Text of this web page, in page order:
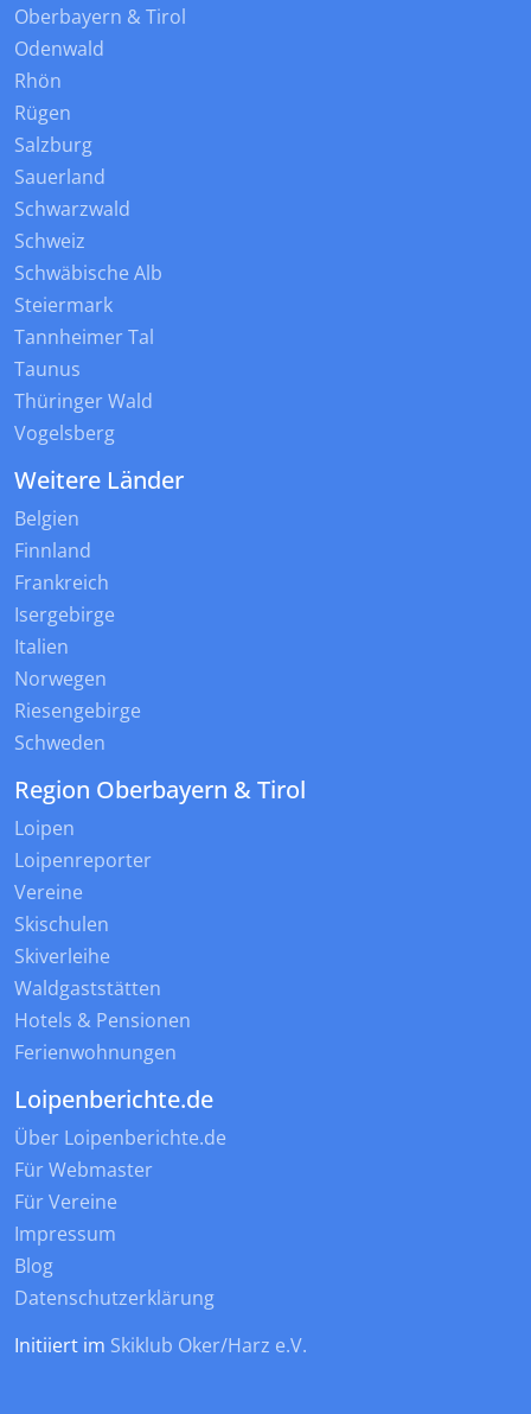
Oberbayern & Tirol
Odenwald
Rhön
Rügen
Salzburg
Sauerland
Schwarzwald
Schweiz
Schwäbische Alb
Steiermark
Tannheimer Tal
Taunus
Thüringer Wald
Vogelsberg
Weitere Länder
Belgien
Finnland
Frankreich
Isergebirge
Italien
Norwegen
Riesengebirge
Schweden
Region Oberbayern & Tirol
Loipen
Loipenreporter
Vereine
Skischulen
Skiverleihe
Waldgaststätten
Hotels & Pensionen
Ferienwohnungen
Loipenberichte.de
Über Loipenberichte.de
Für Webmaster
Für Vereine
Impressum
Blog
Datenschutzerklärung
Initiiert im Skiklub Oker/Harz e.V.